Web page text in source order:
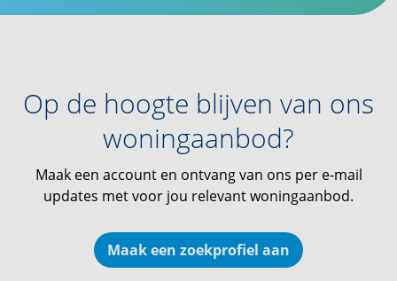
Op de hoogte blijven van ons
woningaanbod?
Maak een account en ontvang van ons per e-mail
updates met voor jou relevant woningaanbod.
Maak een zoekprofiel aan